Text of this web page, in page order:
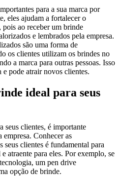
para a sua marca por
eles ajudam a fortalecer o
ao receber um brinde
e lembrados pela empresa.
são uma forma de
os clientes utilizam os brindes no
a marca para outras pessoas. Isso
pode atrair novos clientes.
ideal para seus
seus clientes, é importante
Conhecer as
seus clientes é fundamental para
atraente para eles. Por exemplo, se
um pen drive
opção de brinde.